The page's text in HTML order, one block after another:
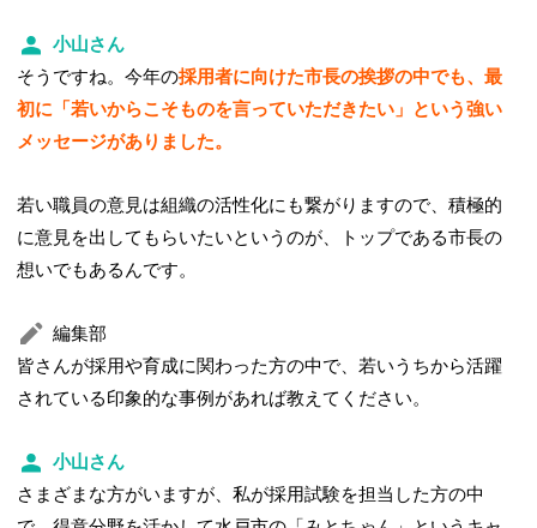
小山さん
そうですね。今年の採用者に向けた市長の挨拶の中でも、最
初に「若いからこそものを言っていただきたい」という強い
メッセージがありました。
若い職員の意見は組織の活性化にも繋がりますので、積極的
に意見を出してもらいたいというのが、トップである市長の
想いでもあるんです。
編集部
皆さんが採用や育成に関わった方の中で、若いうちから活躍
されている印象的な事例があれば教えてください。
小山さん
さまざまな方がいますが、私が採用試験を担当した方の中